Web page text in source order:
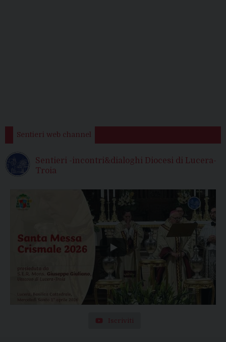
Sentieri web channel
Sentieri -incontri&dialoghi Diocesi di Lucera-
Troia
Iscriviti